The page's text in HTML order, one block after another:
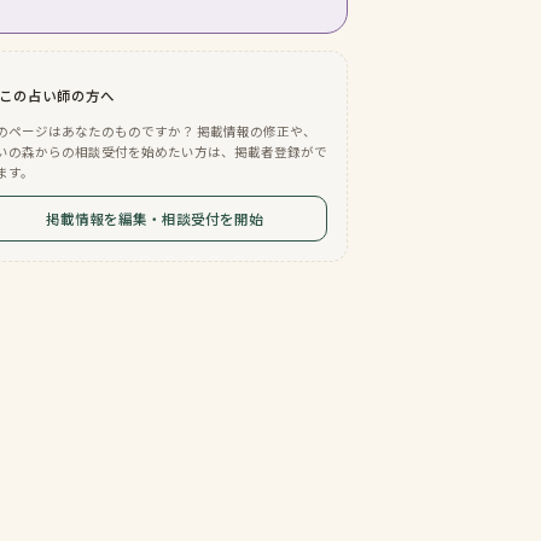
この占い師の方へ
ページはあなたのものですか？ 掲載情報の修正や、
の森からの相談受付を始めたい方は、掲載者登録がで
す。
掲載情報を編集・相談受付を開始